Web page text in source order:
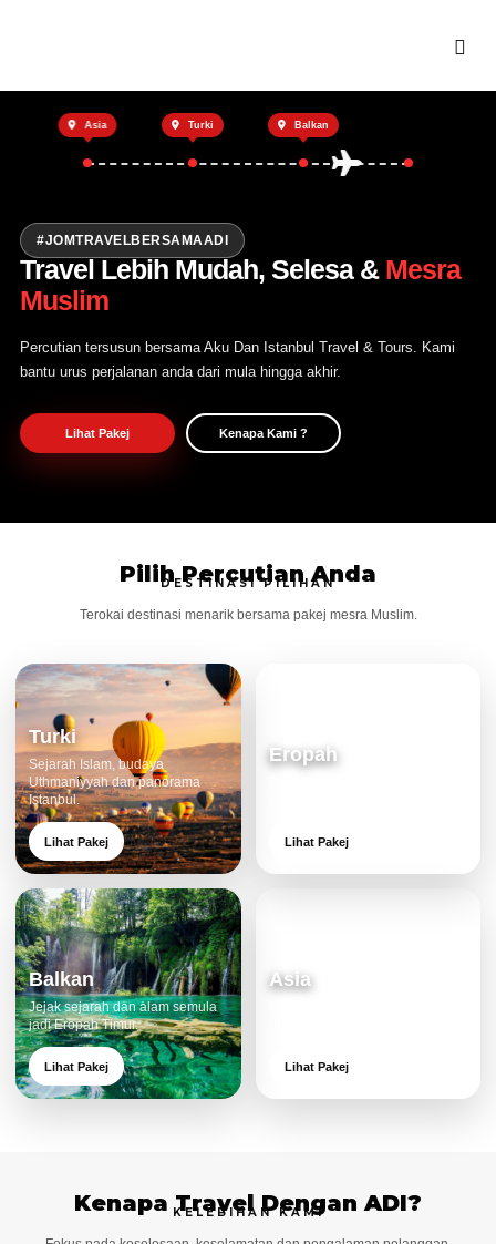
Tentang Kami
Hubungi Kami
Asia Turki Balkan
#JOMTRAVELBERSAMAADI
Travel Lebih Mudah, Selesa & Mesra
Muslim
Percutian tersusun bersama Aku Dan Istanbul Travel & Tours. Kami
bantu urus perjalanan anda dari mula hingga akhir.
Lihat Pakej Kenapa Kami ?
DESTINASI PILIHAN
Pilih Percutian Anda
Terokai destinasi menarik bersama pakej mesra Muslim.
Turki
Sejarah Islam, budaya
Uthmaniyyah dan panorama
Istanbul.
Lihat Pakej
Eropah
Lihat Pakej
Balkan
Jejak sejarah dan alam semula
jadi Eropah Timur.
Lihat Pakej
Asia
Lihat Pakej
KELEBIHAN KAMI
Kenapa Travel Dengan ADI?